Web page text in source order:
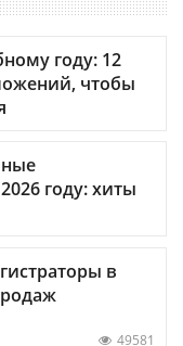
году: 12
чтобы
году: хиты
в
49581